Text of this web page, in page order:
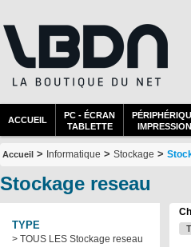
ACCUEIL
PC - ÉCRAN
TABLETTE
IMPRESSION
Accueil > Informatique > Stockage >
Stockage reseau
TYPE
> TOUS LES Stockage reseau